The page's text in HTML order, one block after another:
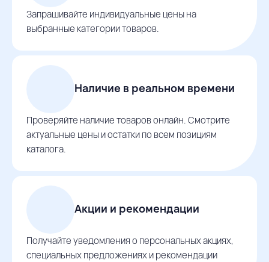
Запрашивайте индивидуальные цены на
выбранные категории товаров.
Наличие в реальном времени
Проверяйте наличие товаров онлайн. Смотрите
актуальные цены и остатки по всем позициям
каталога.
Акции и рекомендации
Получайте уведомления о персональных акциях,
специальных предложениях и рекомендации